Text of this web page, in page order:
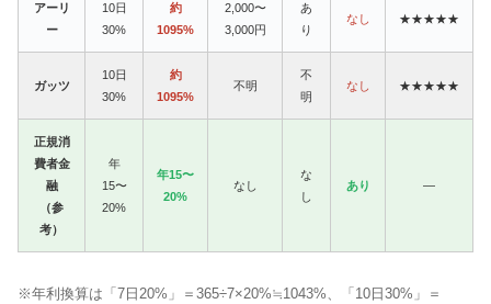
アーリ
ー
10日
30%
約
1095%
2,000〜
3,000円
あ
り
なし ★★★★★
ガッツ
10日
30%
約
1095%
不明
不
明
なし ★★★★★
正規消
費者金
融
（参
考）
年
15〜
20%
年15〜
20%
なし
な
し
あり —
※年利換算は「7日20%」＝365÷7×20%≒1043%、「10日30%」＝